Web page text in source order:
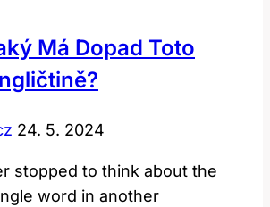
Má Dopad Toto
24. 5. 2024
stopped to think about the
word in another